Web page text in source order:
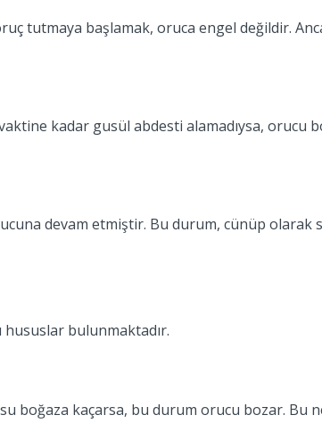
tutmaya başlamak, oruca engel değildir.
kadar gusül abdesti alamadıysa, orucu
devam etmiştir. Bu durum, cünüp olarak
hususlar bulunmaktadır.
boğaza kaçarsa, bu durum orucu bozar. Bu